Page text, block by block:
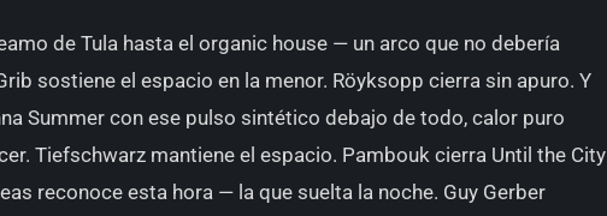
de Tula hasta el organic house — un arco que no debería
sostiene el espacio en la menor. Röyksopp cierra sin apuro. Y
Summer con ese pulso sintético debajo de todo, calor puro
Tiefschwarz mantiene el espacio. Pambouk cierra Until the City
reconoce esta hora — la que suelta la noche. Guy Gerber